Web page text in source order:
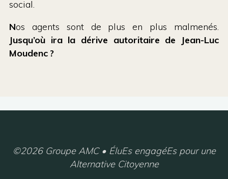
social.
Nos agents sont de plus en plus malmenés.
Jusqu’où ira la dérive autoritaire de Jean-Luc
Moudenc ?
©2026 Groupe AMC • ÉluEs engagéEs pour une
Alternative Citoyenne